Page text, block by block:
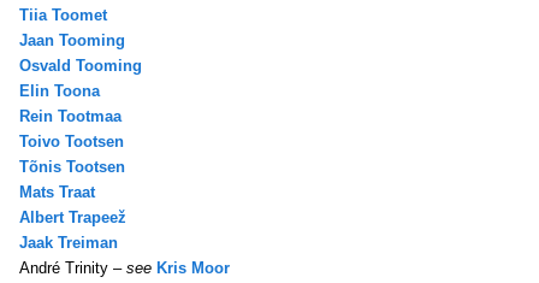
Tiia Toomet
Jaan Tooming
Osvald Tooming
Elin Toona
Rein Tootmaa
Toivo Tootsen
Tõnis Tootsen
Mats Traat
Albert Trapeež
Jaak Treiman
André Trinity – see Kris Moor